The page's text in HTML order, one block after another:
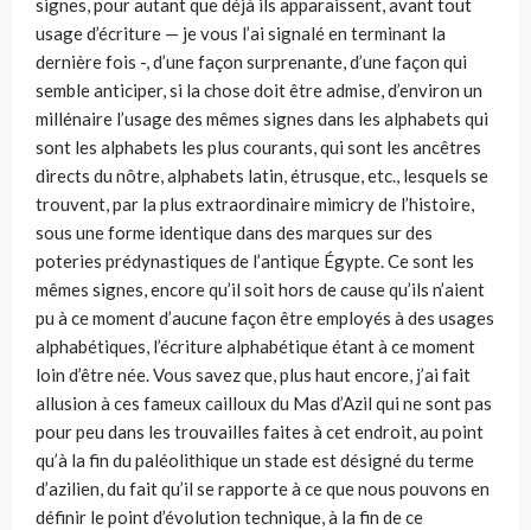
signes, pour autant que déjà ils apparaissent, avant tout
usage d’écriture — je vous l’ai signalé en terminant la
dernière fois -, d’une façon surprenante, d’une façon qui
semble anticiper, si la chose doit être admise, d’environ un
millénaire l’usage des mêmes signes dans les alphabets qui
sont les alphabets les plus courants, qui sont les ancêtres
directs du nôtre, alphabets latin, étrusque, etc., lesquels se
trouvent, par la plus extraordinaire mimicry de l’histoire,
sous une forme identique dans des marques sur des
poteries prédynastiques de l’antique Égypte. Ce sont les
mêmes signes, encore qu’il soit hors de cause qu’ils n’aient
pu à ce moment d’aucune façon être employés à des usages
alphabétiques, l’écriture alphabétique étant à ce moment
loin d’être née. Vous savez que, plus haut encore, j’ai fait
allusion à ces fameux cailloux du Mas d’Azil qui ne sont pas
pour peu dans les trouvailles faites à cet endroit, au point
qu’à la fin du paléolithique un stade est désigné du terme
d’azilien, du fait qu’il se rapporte à ce que nous pouvons en
définir le point d’évolution technique, à la fin de ce